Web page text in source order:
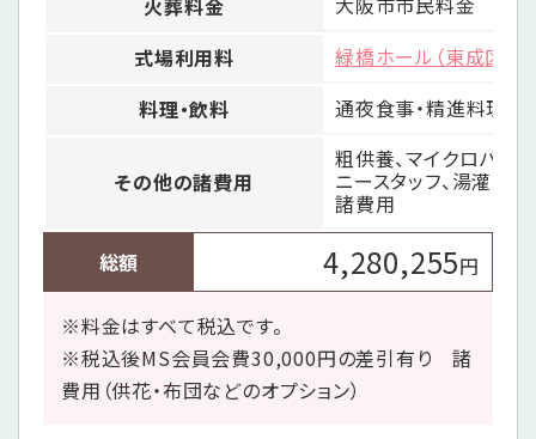
火葬料金
式場利用料
緑橋ホール（東成区）
料理・飲料
通夜食事・精進料理(
その他の諸費用
粗供養、マイクロバス、
ニースタッフ、湯灌、
諸費用
総額 4,280,255円
※料金はすべて税込です。
※税込後MS会員会費30,000円の差引有り 諸
費用（供花・布団などのオプション）